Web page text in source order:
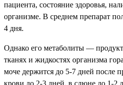
пациента, состояние здоровья,
организме. В среднем препарат
4 дня.
Однако его метаболиты —
тканях и жидкостях организма
моче держится до 5-7 дней после